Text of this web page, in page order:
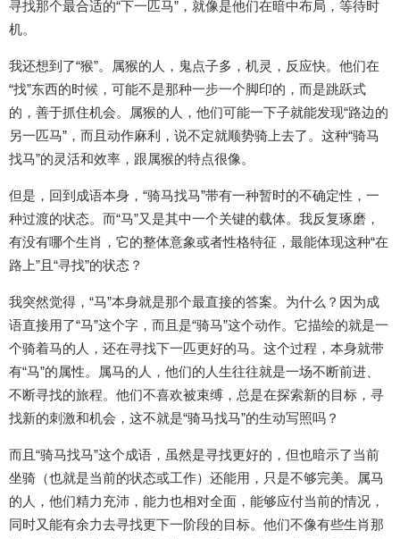
寻找那个最合适的“下一匹马”，就像是他们在暗中布局，等待时
机。
我还想到了“猴”。属猴的人，鬼点子多，机灵，反应快。他们在
“找”东西的时候，可能不是那种一步一个脚印的，而是跳跃式
的，善于抓住机会。属猴的人，他们可能一下子就能发现“路边的
另一匹马”，而且动作麻利，说不定就顺势骑上去了。这种“骑马
找马”的灵活和效率，跟属猴的特点很像。
但是，回到成语本身，“骑马找马”带有一种暂时的不确定性，一
种过渡的状态。而“马”又是其中一个关键的载体。我反复琢磨，
有没有哪个生肖，它的整体意象或者性格特征，最能体现这种“在
路上”且“寻找”的状态？
我突然觉得，“马”本身就是那个最直接的答案。为什么？因为成
语直接用了“马”这个字，而且是“骑马”这个动作。它描绘的就是一
个骑着马的人，还在寻找下一匹更好的马。这个过程，本身就带
有“马”的属性。属马的人，他们的人生往往就是一场不断前进、
不断寻找的旅程。他们不喜欢被束缚，总是在探索新的目标，寻
找新的刺激和机会，这不就是“骑马找马”的生动写照吗？
而且“骑马找马”这个成语，虽然是寻找更好的，但也暗示了当前
坐骑（也就是当前的状态或工作）还能用，只是不够完美。属马
的人，他们精力充沛，能力也相对全面，能够应付当前的情况，
同时又能有余力去寻找更下一阶段的目标。他们不像有些生肖那